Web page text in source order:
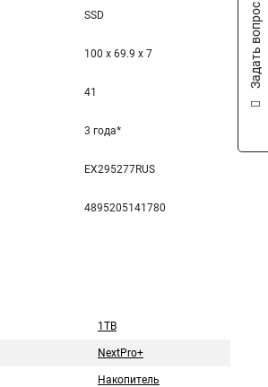
SSD
100 x 69.9 x 7
41
3 года*
EX295277RUS
4895205141780
1TB
NextPro+
Накопитель
Задать вопрос